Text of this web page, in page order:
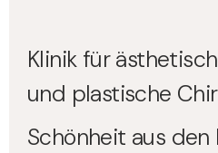
Klinik für
und plastische
Schönheit aus den